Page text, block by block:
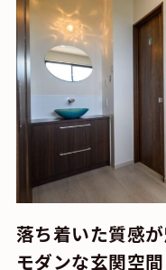
落ち着いた質感
モダンな玄関空間